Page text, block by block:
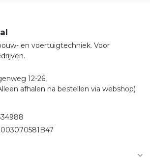
en voertuigtechniek. Voor
12-26,
afhalen na bestellen via webshop)